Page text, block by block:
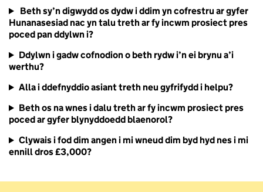
Beth sy’n digwydd os dydw i ddim yn cofrestru ar gyfer
Hunanasesiad nac yn talu treth ar fy incwm prosiect pres
poced pan ddylwn i?
Ddylwn i gadw cofnodion o beth rydw i’n ei brynu a’i
werthu?
Alla i ddefnyddio asiant treth neu gyfrifydd i helpu?
Beth os na wnes i dalu treth ar fy incwm prosiect pres
poced ar gyfer blynyddoedd blaenorol?
Clywais i fod dim angen i mi wneud dim byd hyd nes i mi
ennill dros £3,000?